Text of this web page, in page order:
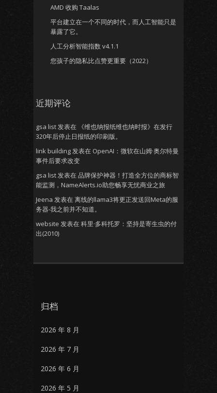
AMD 收购 Taalas
平台建立在一个不同的时代，而人工智能只是
暴露了它。
人工分析智能指数 v4.1.1
您孩子的隐私比点赞更重要（2022）
近期评论
gsa list发表在
《维也纳报纸维也纳时报》在发行
320年后停止日报纸的印刷版。
link building发表在 OpenAI：微软在山姆·奥尔特曼
事件后要求改变
gsa list发表在 品牌保护神器！打造全方位的商标智
能监测，NameAlerts.io助您畅享无忧商业之旅
Jeena 发表在 离线的llama3将更正发送回Meta的服
务器-我之前并不知道。
website 发表在 科里·多科托罗：坚持是寄生虫的付
出(2010)
归档
2026 年 8 月
2026 年 7 月
2026 年 6 月
2026 年 5 月